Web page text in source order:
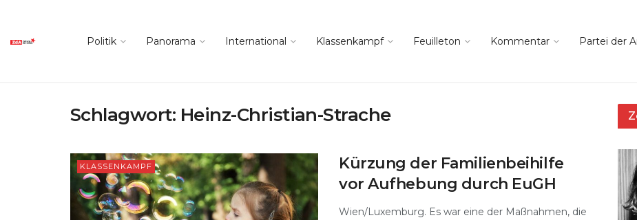
Politik Panorama International Klassenkampf Feuilleton Kommentar Partei der
Schlagwort: Heinz-Christian-Strache
KLASSENKAMPF
Kürzung der Familienbeihilfe
vor Aufhebung durch EuGH
Wien/Luxemburg. Es war eine der Maßnahmen, die